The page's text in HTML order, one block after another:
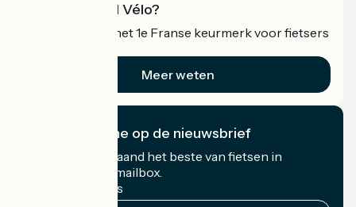
Wat is Accueil Vélo?
Accueil Vélo is het 1e Franse keurmerk voor fietsers
Meer weten
Ik abonneer me op de nieuwsbrief
Ontvang elke maand het beste van fietsen in
Frankrijk in uw mailbox.
Mijn e-mailadres